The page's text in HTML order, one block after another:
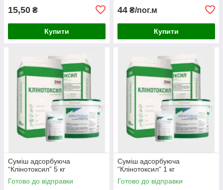
15,50 ₴
Купити
44 ₴/пог.м
Купити
Суміш адсорбуюча
“Клінотоксил” 5 кг
Готово до відправки
Суміш адсорбуюча
“Клінотоксил” 1 кг
Готово до відправки